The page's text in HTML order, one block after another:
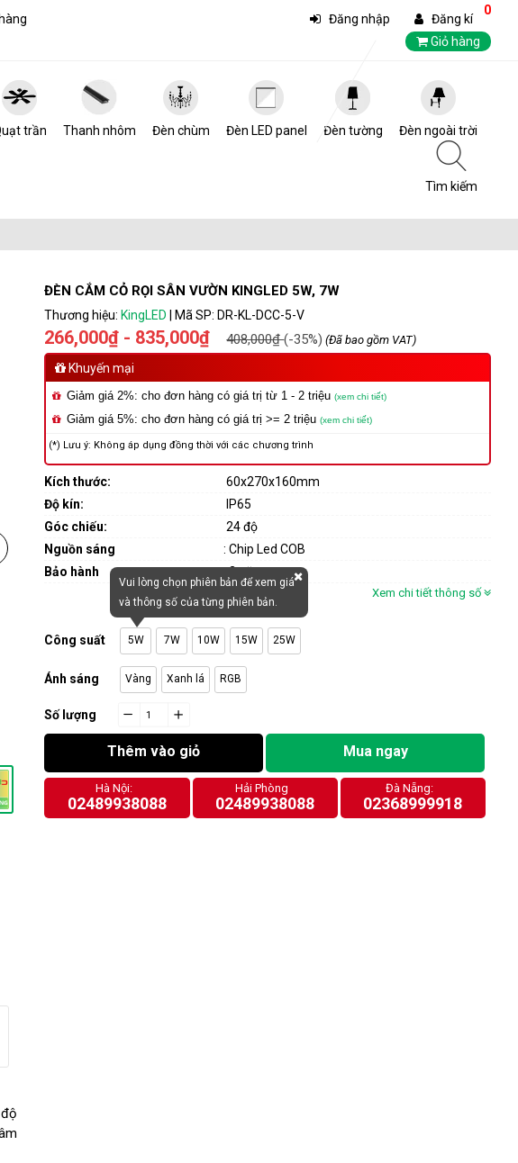
Đăng nhập
Đăng kí
Giỏ hàng
0
trần Thanh nhôm Đèn chùm Đèn LED panel Đèn tường Đèn ngoài trời
Tìm kiếm
ĐÈN CẮM CỎ RỌI SÂN VƯỜN KINGLED 5W, 7W
Thương hiệu: KingLED | Mã SP: DR-KL-DCC-5-V
266,000₫ - 835,000₫ 408,000₫(-35%) (Đã bao gồm VAT)
Khuyến mại
Giảm giá 2%: cho đơn hàng có giá trị từ 1 - 2 triệu(xem chi tiết)
Giảm giá 5%: cho đơn hàng có giá trị >= 2 triệu(xem chi tiết)
(*) Lưu ý: Không áp dụng đồng thời với các chương trình
Kích thước:
60x270x160mm
Độ kín:
IP65
Góc chiếu:
24 độ
Nguồn sáng
: Chip Led COB
Bảo hành
: 2 năm
Xem chi tiết thông số
Vui lòng chọn phiên bản để xem giá
và thông số của từng phiên bản.
Công suất 5W 7W 10W 15W 25W
Ánh sáng Vàng Xanh lá RGB
Số lượng
Thêm vào giỏ Mua ngay
Hà Nội:
02489938088
Hải Phòng
02489938088
Đà Nẵng:
02368999918